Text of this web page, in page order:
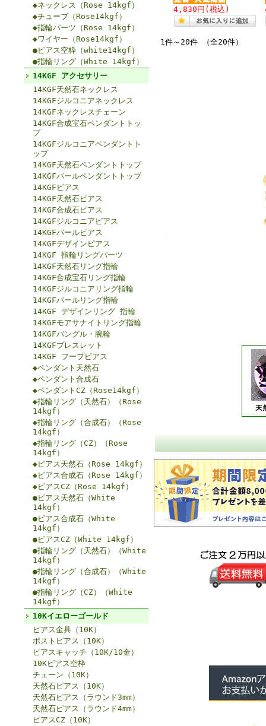
◆ネックレス（Rose 14kgf）
◆チューブ（Rose14kgf）
◆指輪パーツ（Rose 14kgf）
◆ワイヤー（Rose14kgf）
●ピアス空枠（white14kgf）
●指輪リング（White 14kgf）
14KGF アクセサリー
14KGF天然石ネックレス
14KGFジルコニアネックレス
14KGFネックレスチェーン
14KGF合成宝石ペンダントトッ
プ
14KGFジルコニアペンダントト
ップ
14KGF天然石ペンダントトップ
14KGFパールペンダントトップ
14KGFピアス
14KGF天然石ピアス
14KGF合成石ピアス
14KGFジルコニアピアス
14KGFパールピアス
14KGFデザインピアス
14KGF 指輪リングパーツ
14KGF天然石リング指輪
14KGF合成宝石リング指輪
14KGFジルコニアリング指輪
14KGFパールリング指輪
14KGF デザインリング 指輪
14KGFモアサナイトリング指輪
14KGFバングル・腕輪
14KGFブレスレット
14KGF フープピアス
◆ペンダント天然石
◆ペンダント合成石
◆ペンダントCZ（Rose14kgf）
◆指輪リング（天然石）（Rose
14kgf）
◆指輪リング（合成石）（Rose
14kgf）
◆指輪リング（CZ）（Rose
14kgf）
◆ピアス天然石（Rose 14kgf）
◆ピアス合成石（Rose 14kgf）
◆ピアスCZ（Rose 14kgf）
●ピアス天然石（White
14kgf）
●ピアス合成石（White
14kgf）
●ピアスCZ（White 14kgf）
●指輪リング（天然石）（White
14kgf）
●指輪リング（合成石）（White
14kgf）
●指輪リング（CZ）（White
14kgf）
10Kイエローゴールド
ピアス金具（10K）
ポストピアス（10K）
ピアスキャッチ（10K/10金）
10Kピアス空枠
チェーン（10K）
天然石ピアス（10K）
天然石ピアス（ラウンド3mm）
天然石ピアス（ラウンド4mm）
ピアスCZ（10K）
4,830円 (税込)
1件～20件 （全20件）